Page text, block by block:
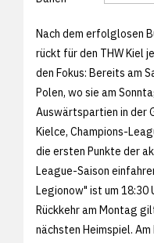
Nach dem erfolglosen
rückt für den THW Kiel
den Fokus: Bereits am
Polen, wo sie am
Auswärtspartien in der
Kielce, Champions-
die ersten Punkte der
League-Saison
Legionow" ist um 18:30
Rückkehr am Montag
nächsten Heimspiel.